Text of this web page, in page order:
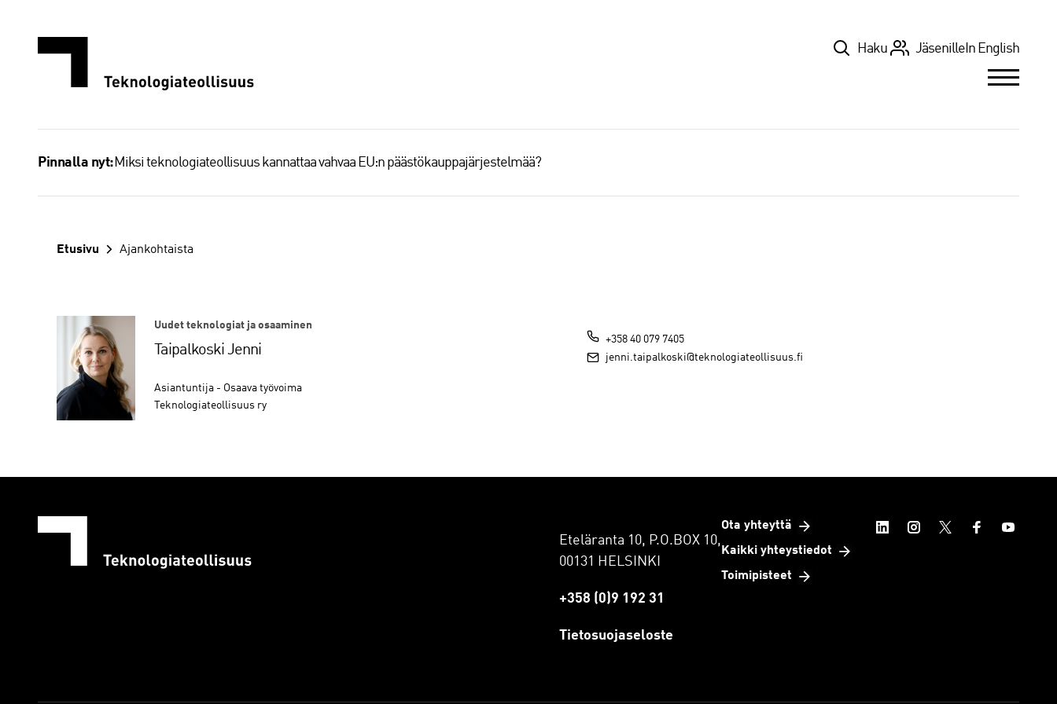
TopHaku Jäsenille In English
Pinnalla nyt: Miksi teknologiateollisuus kannattaa vahvaa EU:n päästökauppajärjestelmää?
Etusivu Ajankohtaista
Uudet teknologiat ja osaaminen
Taipalkoski Jenni
Asiantuntija - Osaava työvoima
Teknologiateollisuus ry
+358 40 079 7405
jenni.taipalkoski@teknologiateollisuus.fi
Eteläranta 10, P.O.BOX 10,
00131 HELSINKI
+358 (0)9 192 31
Tietosuojaseloste
Ota yhteyttä
Kaikki yhteystiedot
Toimipisteet